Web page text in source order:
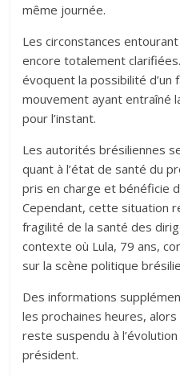
même journée.
Les circonstances
encore totalement
évoquent la possibilité d’un
mouvement ayant entraîné
pour l’instant.
Les autorités brésiliennes
quant à l’état de santé du
pris en charge et bénéficie
Cependant, cette situation
fragilité de la santé des
contexte où Lula, 79 ans,
sur la scène politique
Des informations
les prochaines heures,
reste suspendu à
président.